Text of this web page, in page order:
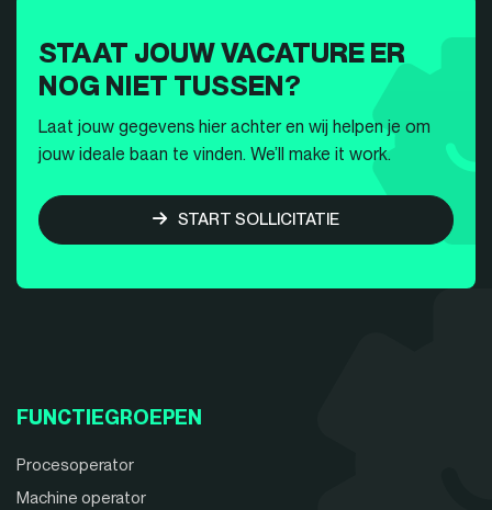
STAAT JOUW VACATURE ER
NOG NIET TUSSEN?
Laat jouw gegevens hier achter en wij helpen je om
jouw ideale baan te vinden. We’ll make it work.
START SOLLICITATIE
FUNCTIEGROEPEN
Procesoperator
Machine operator